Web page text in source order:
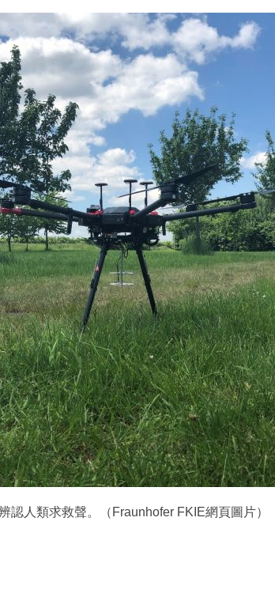
認人類求救聲。（Fraunhofer FKIE網頁圖片）